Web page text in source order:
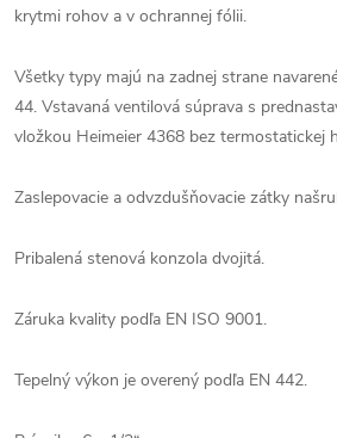
krytmi rohov a v ochrannej fólii.
Všetky typy majú na zadnej strane
44. Vstavaná ventilová súprava s
vložkou Heimeier 4368 bez termostatickej
Zaslepovacie a odvzdušňovacie zátky
Pribalená stenová konzola dvojitá.
Záruka kvality podľa EN ISO 9001.
Tepelný výkon je overený podľa EN 442.